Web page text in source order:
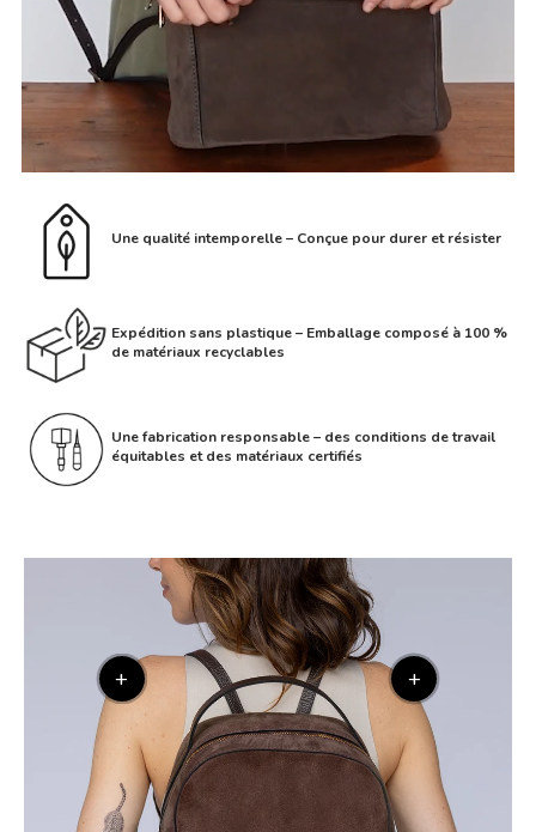
Une qualité intemporelle – Conçue pour durer et résister
Expédition sans plastique – Emballage composé à 100 %
de matériaux recyclables
Une fabrication responsable – des conditions de travail
équitables et des matériaux certifiés
+ +